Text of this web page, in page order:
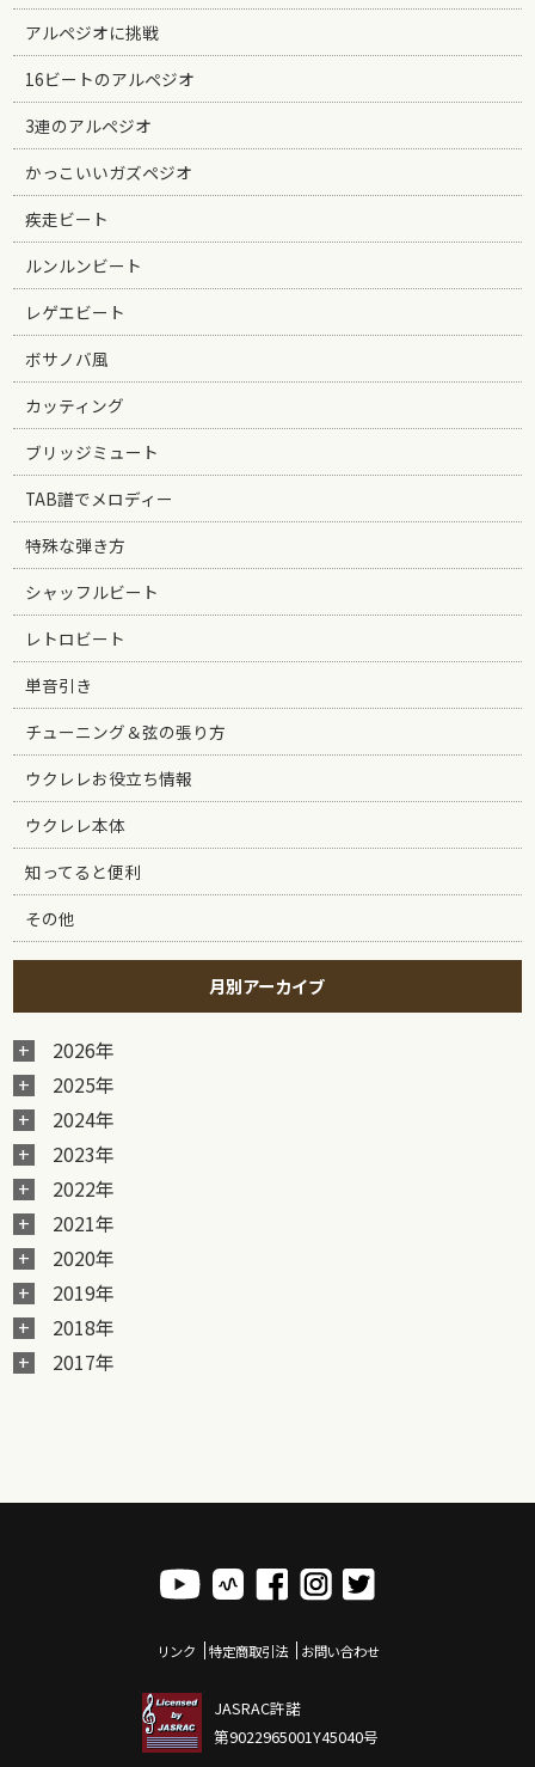
アルペジオに挑戦
16ビートのアルペジオ
3連のアルペジオ
かっこいいガズペジオ
疾走ビート
ルンルンビート
レゲエビート
ボサノバ風
カッティング
ブリッジミュート
TAB譜でメロディー
特殊な弾き方
シャッフルビート
レトロビート
単音引き
チューニング＆弦の張り方
ウクレレお役立ち情報
ウクレレ本体
知ってると便利
その他
月別アーカイブ
2026年
2025年
2024年
2023年
2022年
2021年
2020年
2019年
2018年
2017年
リンク 特定商取引法 お問い合わせ
JASRAC許諾
第9022965001Y45040号